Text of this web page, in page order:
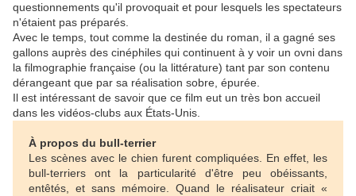
questionnements qu'il provoquait et pour lesquels les spectateurs
n'étaient pas préparés.
Avec le temps, tout comme la destinée du roman, il a gagné ses
gallons auprès des cinéphiles qui continuent à y voir un ovni dans
la filmographie française (ou la littérature) tant par son contenu
dérangeant que par sa réalisation sobre, épurée.
Il est intéressant de savoir que ce film eut un très bon accueil
dans les vidéos-clubs aux États-Unis.
À propos du bull-terrier
Les scènes avec le chien furent compliquées. En effet, les
bull-terriers ont la particularité d'être peu obéissants,
entêtés, et sans mémoire. Quand le réalisateur criait «